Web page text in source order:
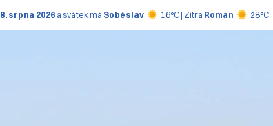
8. srpna 2026a svátek má Soběslav 16°C | Zítra Roman 28°C